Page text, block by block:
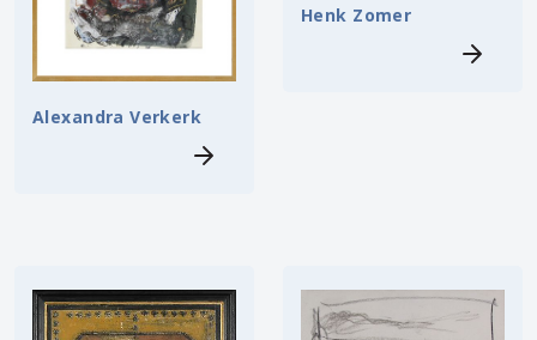
Alexandra Verkerk
Henk Zomer